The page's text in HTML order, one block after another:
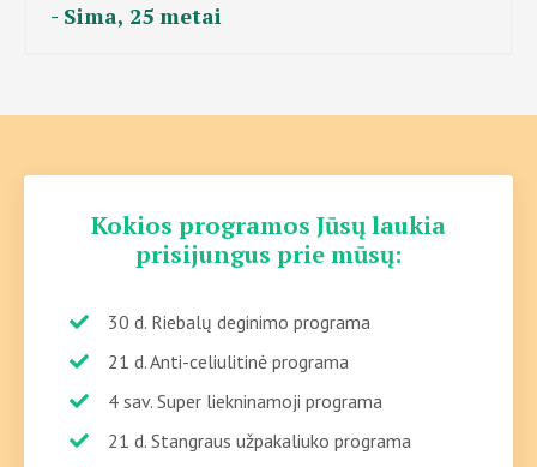
- Sima, 25 metai
Kokios programos Jūsų laukia
prisijungus prie mūsų:
30 d. Riebalų deginimo programa
21 d. Anti-celiulitinė programa
4 sav. Super liekninamoji programa
21 d. Stangraus užpakaliuko programa